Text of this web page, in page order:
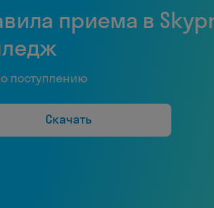
приема в
поступлению
Скачать